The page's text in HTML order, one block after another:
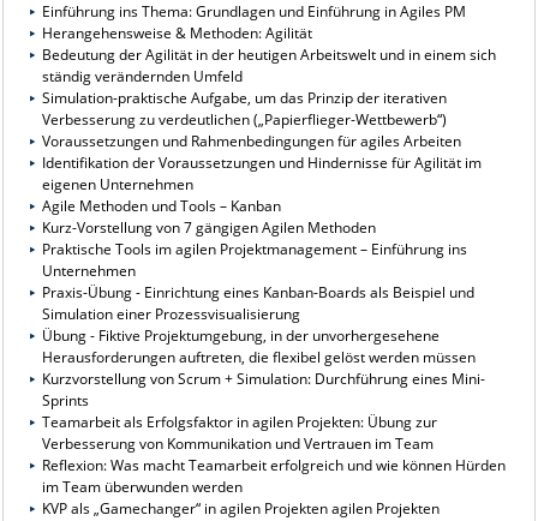
Einführung ins Thema: Grundlagen und Einführung in Agiles PM
Herangehensweise & Methoden: Agilität
Bedeutung der Agilität in der heutigen Arbeitswelt und in einem sich
ständig verändernden Umfeld
Simulation-praktische Aufgabe, um das Prinzip der iterativen
Verbesserung zu verdeutlichen („Papierflieger-Wettbewerb“)
Voraussetzungen und Rahmenbedingungen für agiles Arbeiten
Identifikation der Voraussetzungen und Hindernisse für Agilität im
eigenen Unternehmen
Agile Methoden und Tools – Kanban
Kurz-Vorstellung von 7 gängigen Agilen Methoden
Praktische Tools im agilen Projektmanagement – Einführung ins
Unternehmen
Praxis-Übung - Einrichtung eines Kanban-Boards als Beispiel und
Simulation einer Prozessvisualisierung
Übung - Fiktive Projektumgebung, in der unvorhergesehene
Herausforderungen auftreten, die flexibel gelöst werden müssen
Kurzvorstellung von Scrum + Simulation: Durchführung eines Mini-
Sprints
Teamarbeit als Erfolgsfaktor in agilen Projekten: Übung zur
Verbesserung von Kommunikation und Vertrauen im Team
Reflexion: Was macht Teamarbeit erfolgreich und wie können Hürden
im Team überwunden werden
KVP als „Gamechanger“ in agilen Projekten agilen Projekten